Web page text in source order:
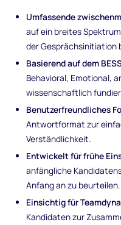
Umfassende
auf ein breites
der Gesprächsinitiation
Basierend auf dem
Behavioral, Emotional,
wissenschaftlich
Benutzerfreundliches
Antwortformat zur
Verständlichkeit.
Entwickelt für frühe
anfängliche
Anfang an zu beurteilen.
Einsichtig für
Kandidaten zur